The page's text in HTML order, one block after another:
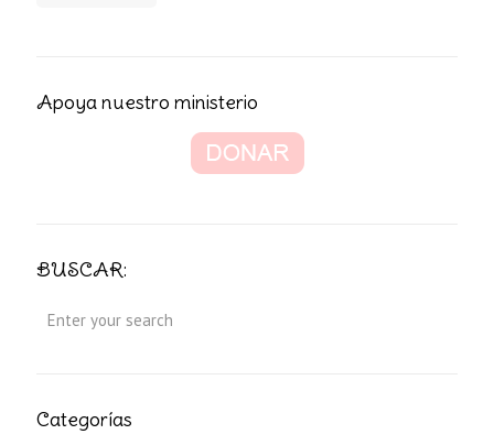
Apoya nuestro ministerio
BUSCAR:
Categorías